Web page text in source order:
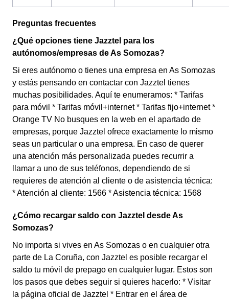
Preguntas frecuentes
¿Qué opciones tiene Jazztel para los
autónomos/empresas de As Somozas?
Si eres autónomo o tienes una empresa en As Somozas
y estás pensando en contactar con Jazztel tienes
muchas posibilidades. Aquí te enumeramos: * Tarifas
para móvil * Tarifas móvil+internet * Tarifas fijo+internet *
Orange TV No busques en la web en el apartado de
empresas, porque Jazztel ofrece exactamente lo mismo
seas un particular o una empresa. En caso de querer
una atención más personalizada puedes recurrir a
llamar a uno de sus teléfonos, dependiendo de si
requieres de atención al cliente o de asistencia técnica:
* Atención al cliente: 1566 * Asistencia técnica: 1568
¿Cómo recargar saldo con Jazztel desde As
Somozas?
No importa si vives en As Somozas o en cualquier otra
parte de La Coruña, con Jazztel es posible recargar el
saldo tu móvil de prepago en cualquier lugar. Estos son
los pasos que debes seguir si quieres hacerlo: * Visitar
la página oficial de Jazztel * Entrar en el área de